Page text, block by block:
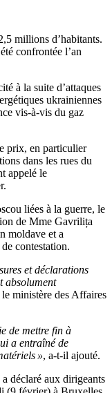
millions d’habitants.
confrontée l’an
à la suite d’attaques
ukrainiennes
vis-à-vis du gaz
prix, en particulier
dans les rues du
appelé le
liées à la guerre, le
de Mme Gavrilița
moldave et a
contestation.
et déclarations
absolument
le ministère des Affaires
de mettre fin à
a entraîné de
», a-t-il ajouté.
déclaré aux dirigeants